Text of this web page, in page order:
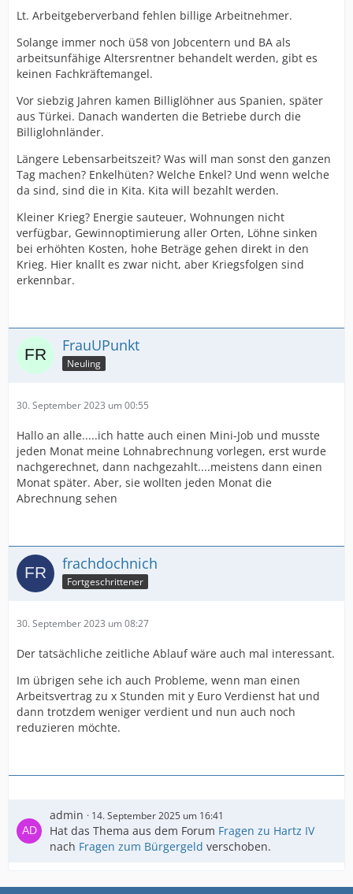
Lt. Arbeitgeberverband fehlen billige Arbeitnehmer.
Solange immer noch ü58 von Jobcentern und BA als
arbeitsunfähige Altersrentner behandelt werden, gibt es
keinen Fachkräftemangel.
Vor siebzig Jahren kamen Billiglöhner aus Spanien, später
aus Türkei. Danach wanderten die Betriebe durch die
Billiglohnländer.
Längere Lebensarbeitszeit? Was will man sonst den ganzen
Tag machen? Enkelhüten? Welche Enkel? Und wenn welche
da sind, sind die in Kita. Kita will bezahlt werden.
Kleiner Krieg? Energie sauteuer, Wohnungen nicht
verfügbar, Gewinnoptimierung aller Orten, Löhne sinken
bei erhöhten Kosten, hohe Beträge gehen direkt in den
Krieg. Hier knallt es zwar nicht, aber Kriegsfolgen sind
erkennbar.
FrauUPunkt
Neuling
30. September 2023 um 00:55
Hallo an alle.....ich hatte auch einen Mini-Job und musste
jeden Monat meine Lohnabrechnung vorlegen, erst wurde
nachgerechnet, dann nachgezahlt....meistens dann einen
Monat später. Aber, sie wollten jeden Monat die
Abrechnung sehen
frachdochnich
Fortgeschrittener
30. September 2023 um 08:27
Der tatsächliche zeitliche Ablauf wäre auch mal interessant.
Im übrigen sehe ich auch Probleme, wenn man einen
Arbeitsvertrag zu x Stunden mit y Euro Verdienst hat und
dann trotzdem weniger verdient und nun auch noch
reduzieren möchte.
admin 14. September 2025 um 16:41
Hat das Thema aus dem Forum Fragen zu Hartz IV
nach Fragen zum Bürgergeld verschoben.